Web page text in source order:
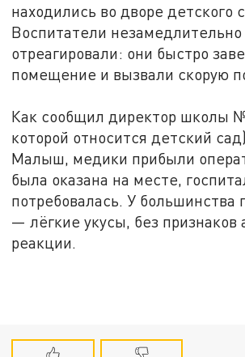
находились во дворе детского
Воспитатели незамедлительно
отреагировали: они быстро
помещение и вызвали скорую
Как сообщил директор школы
которой относится детский
Малыш, медики прибыли
была оказана на месте,
потребовалась. У большинства
— лёгкие укусы, без признаков
реакции.